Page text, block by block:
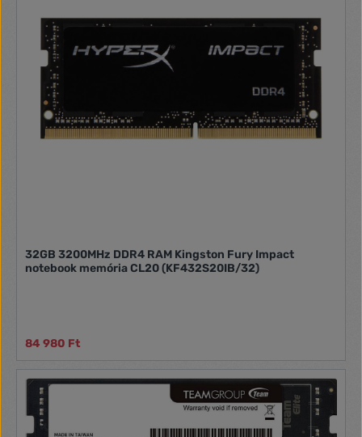
32GB 3200MHz DDR4 RAM Kingston Fury Impact
notebook memória CL20 (KF432S20IB/32)
84 980 Ft